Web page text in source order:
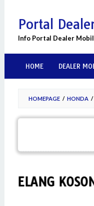
content
Portal
Info Portal Dealer
HOME DEALER
HOMEPAGE / HONDA /
KOSONG,